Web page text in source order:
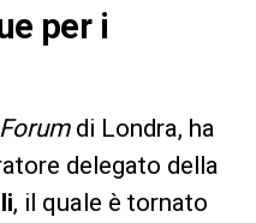
per i
di Londra, ha
delegato della
, il quale è tornato